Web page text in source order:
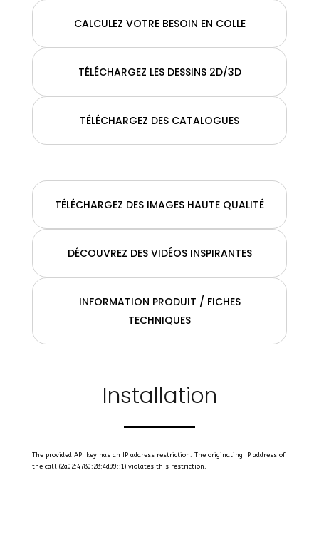
CALCULEZ VOTRE BESOIN EN COLLE
TÉLÉCHARGEZ LES DESSINS 2D/3D
TÉLÉCHARGEZ DES CATALOGUES
TÉLÉCHARGEZ DES IMAGES HAUTE QUALITÉ
DÉCOUVREZ DES VIDÉOS INSPIRANTES
INFORMATION PRODUIT / FICHES
TECHNIQUES
Installation
The provided API key has an IP address restriction. The originating IP address of
the call (2a02:4780:28:4d99::1) violates this restriction.